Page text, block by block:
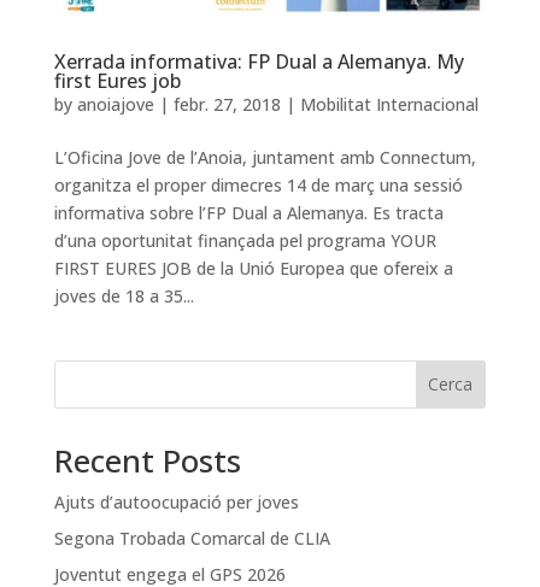
Xerrada informativa: FP Dual a Alemanya. My
first Eures job
by anoiajove | febr. 27, 2018 | Mobilitat Internacional
L’Oficina Jove de l’Anoia, juntament amb Connectum,
organitza el proper dimecres 14 de març una sessió
informativa sobre l’FP Dual a Alemanya. Es tracta
d’una oportunitat finançada pel programa YOUR
FIRST EURES JOB de la Unió Europea que ofereix a
joves de 18 a 35...
Cerca
Recent Posts
Ajuts d’autoocupació per joves
Segona Trobada Comarcal de CLIA
Joventut engega el GPS 2026